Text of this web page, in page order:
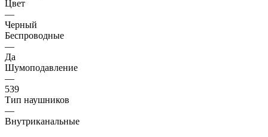
Цвет
—
Черный
Беспроводные
—
Да
Шумоподавление
—
539
Тип наушников
—
Внутриканальные